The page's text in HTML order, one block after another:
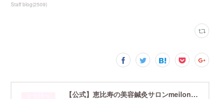
Staff blog(2509)
【公式】恵比寿の美容鍼灸サロンmeilong｜ツボを押さえた針・お灸の治療で美容と健康を叶えます